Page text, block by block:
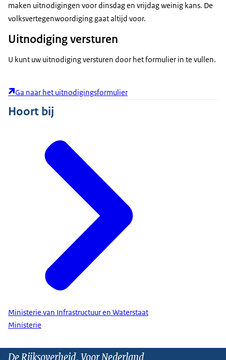
maken uitnodigingen voor dinsdag en vrijdag weinig kans. De
volksvertegenwoordiging gaat altijd voor.
Uitnodiging versturen
U kunt uw uitnodiging versturen door het formulier in te vullen.
Ga naar het uitnodigingsformulier
Hoort bij
Ministerie van Infrastructuur en Waterstaat
Ministerie
De Rijksoverheid. Voor Nederland